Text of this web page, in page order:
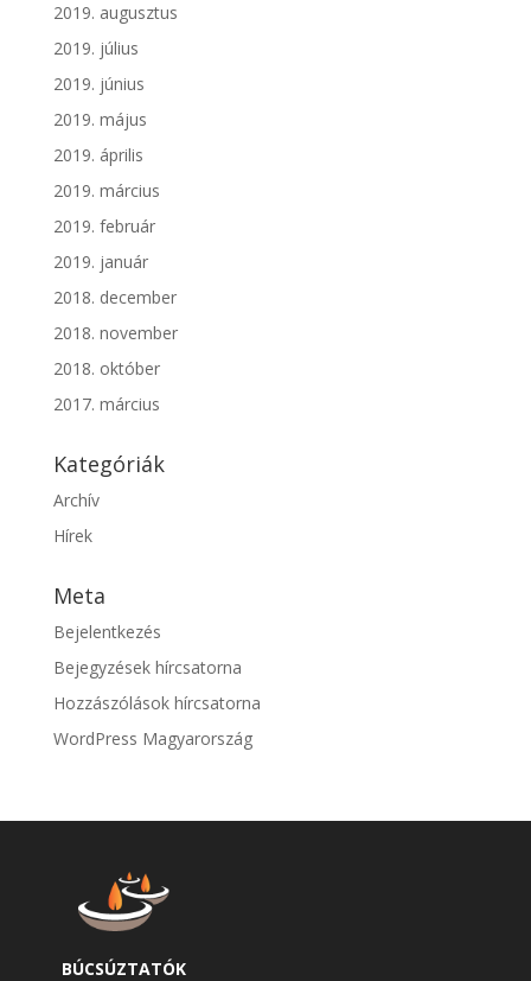
2019. augusztus
2019. július
2019. június
2019. május
2019. április
2019. március
2019. február
2019. január
2018. december
2018. november
2018. október
2017. március
Kategóriák
Archív
Hírek
Meta
Bejelentkezés
Bejegyzések hírcsatorna
Hozzászólások hírcsatorna
WordPress Magyarország
BÚCSÚZTATÓK